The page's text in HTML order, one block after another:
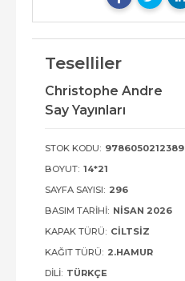
Teselliler
Christophe Andre
Say Yayınları
STOK KODU: 9786050212389
BOYUT: 14*21
SAYFA SAYISI: 296
BASIM TARIHI: NISAN 2026
KAPAK TÜRÜ: CILTSIZ
KAĞIT TÜRÜ: 2.HAMUR
DILI: TÜRKÇE